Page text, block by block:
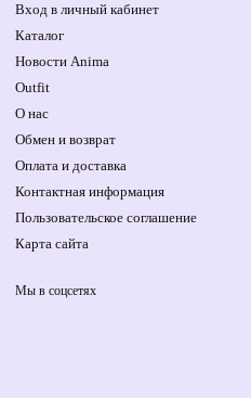
Вход в личный кабинет
Каталог
Новости Anima
Outfit
О нас
Обмен и возврат
Оплата и доставка
Контактная информация
Пользовательское соглашение
Карта сайта
Мы в соцсетях